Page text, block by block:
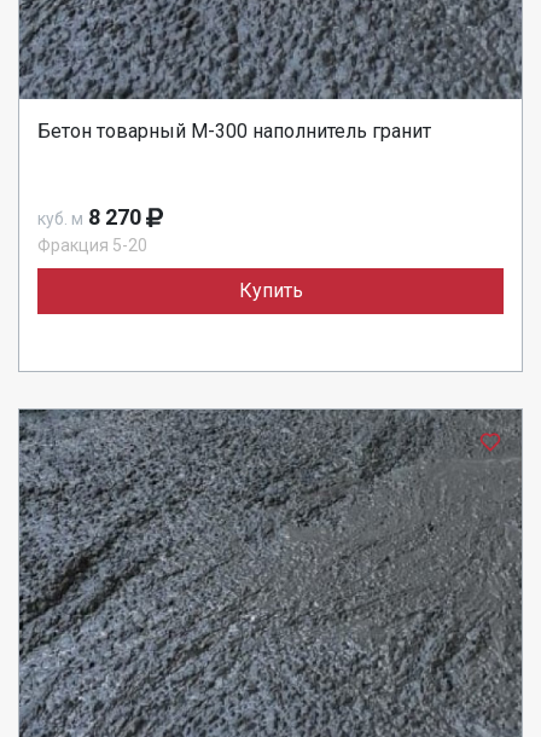
Бетон товарный М-300 наполнитель гранит
куб. м 8 270
Фракция 5-20
Купить